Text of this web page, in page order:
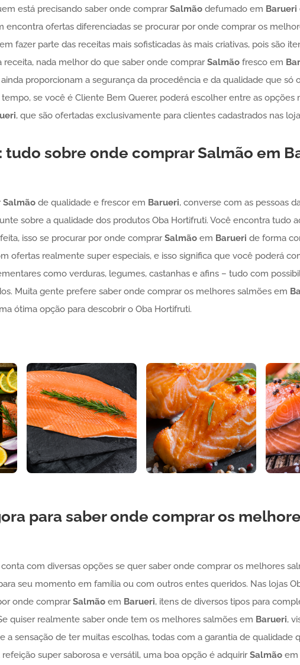
está precisando saber onde comprarSalmãodefumado em Barueri
encontra ofertas diferenciadas se procurar por onde comprar os
fazer parte das receitas mais sofisticadas às mais criativas, pois são
receita, nada melhor do que saber onde comprarSalmãofresco em
proporcionam a segurança da procedência e da qualidade que só
se você é Cliente Bem Querer, poderá escolher entre as opções
, que são ofertadas exclusivamente para clientes cadastrados nas
tudo sobre onde comprarSalmão em
Salmãode qualidade e frescor em Barueri, converse com as pessoas
sobre a qualidade dos produtos Oba Hortifruti. Você encontra tudo
isso se procurar por onde comprarSalmãoem Barueri de forma
ofertas realmente super especiais, e isso significa que você poderá
como verduras, legumes, castanhas e afins – tudo com
Muita gente prefere saber onde comprar os melhores salmões em
ótima opção para descobrir o Oba Hortifruti.
para saber onde comprar os
com diversas opções se quer saber onde comprar os melhores
seu momento em família ou com outros entes queridos. Nas lojas
onde comprarSalmãoem Barueri, itens de diversos tipos para
quiser realmente saber onde tem os melhores salmões em Barueri,
a sensação de ter muitas escolhas, todas com a garantia de qualidade
super saborosa e versátil, uma boa opção é adquirirSalmãoem